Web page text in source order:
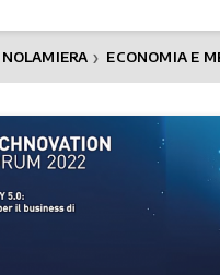
❯ ECONOMIA E